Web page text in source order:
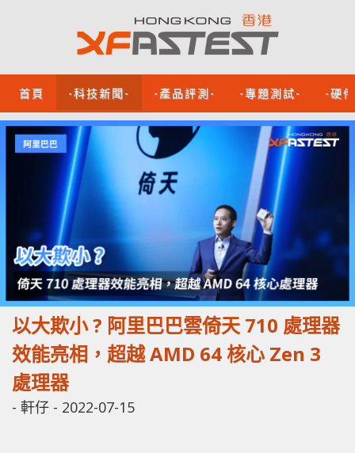
首頁 -科技新聞- -產品評測- -專題測試- -硬
以大欺小 ? 阿里巴巴雲倚天 710 處理器
效能亮相，超越 AMD 64 核心 Zen 3
處理器
- 軒仔 - 2022-07-15